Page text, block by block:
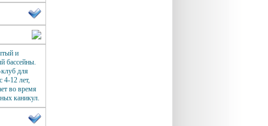
и
бассейны.
для
4-12 лет,
во время
каникул.